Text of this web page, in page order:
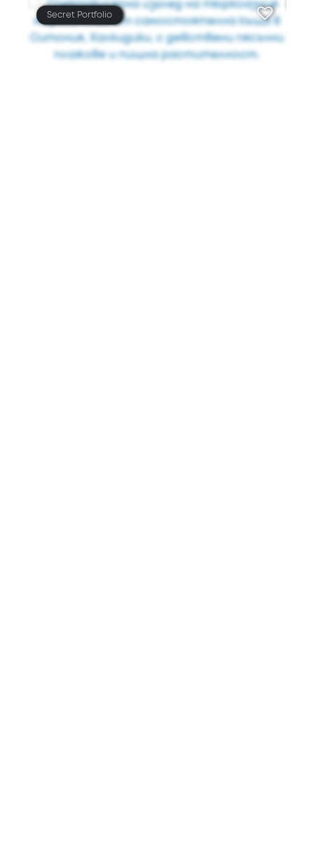
Secret Portfolio